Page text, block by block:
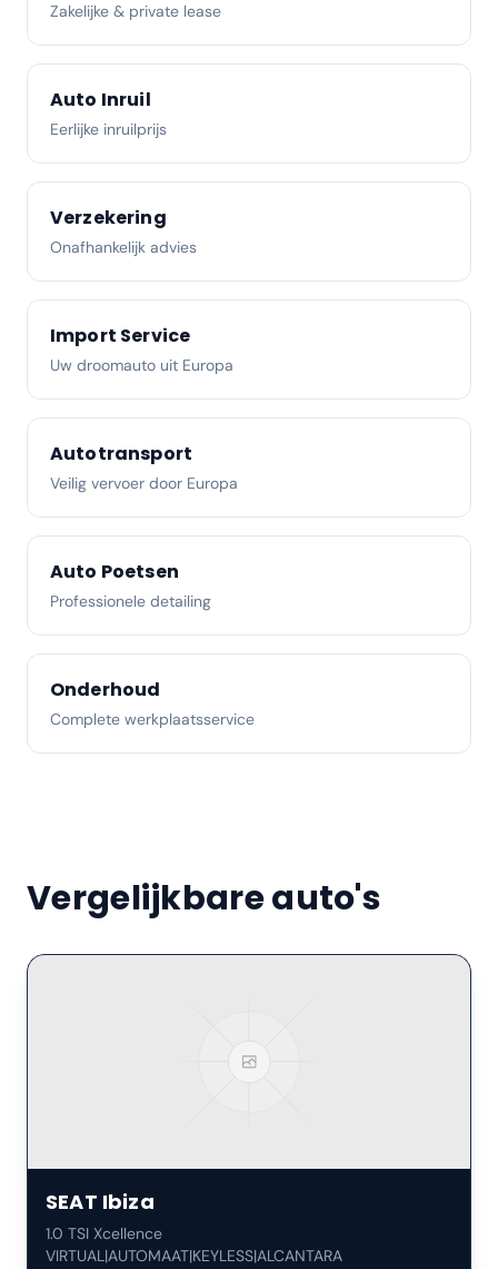
Zakelijke & private lease
Auto Inruil
Eerlijke inruilprijs
Verzekering
Onafhankelijk advies
Import Service
Uw droomauto uit Europa
Autotransport
Veilig vervoer door Europa
Auto Poetsen
Professionele detailing
Onderhoud
Complete werkplaatsservice
Vergelijkbare auto's
SEAT Ibiza
1.0 TSI Xcellence
VIRTUAL|AUTOMAAT|KEYLESS|ALCANTARA